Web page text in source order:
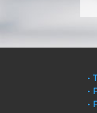
•
•
•